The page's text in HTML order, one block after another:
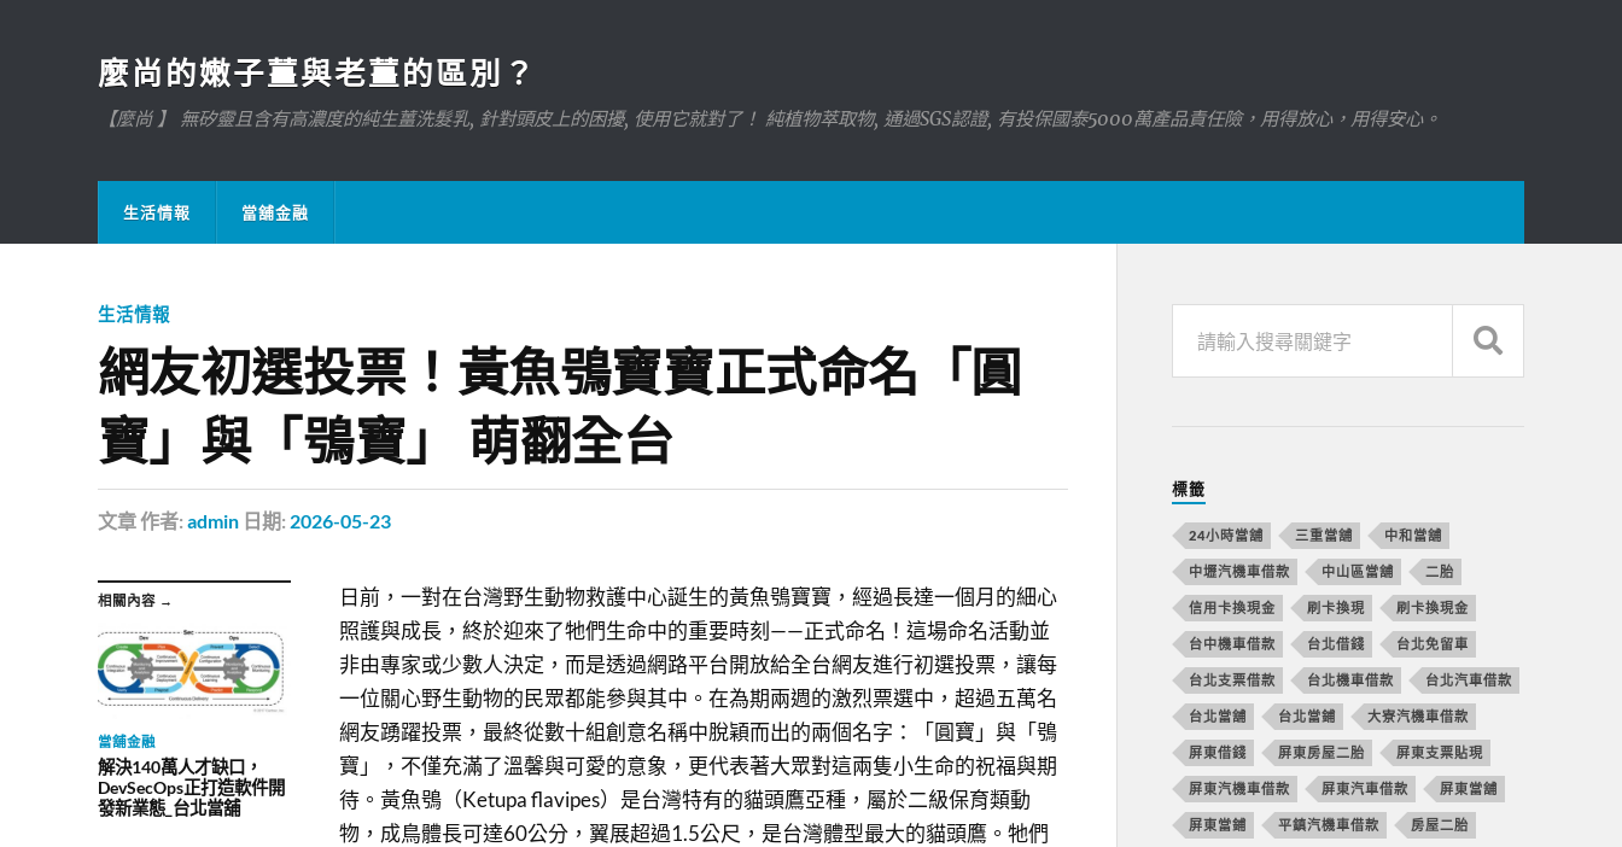
麼尚的嫩子薑與老薑的區別？
【麼尚 】 無矽靈且含有高濃度的純生薑洗髮乳, 針對頭皮上的困擾, 使用它就對了！ 純植物萃取物, 通過SGS認證, 有投保國泰5000萬產品責任險，用得放心，用得安心。
生活情報 當舖金融
生活情報
網友初選投票！黃魚鴞寶寶正式命名「圓
寶」與「鴞寶」 萌翻全台
文章作者: admin 日期: 2026-05-23
相關內容 →
當舖金融
解決140萬人才缺口，
DevSecOps正打造軟件開
發新業態_台北當舖
日前，一對在台灣野生動物救護中心誕生的黃魚鴞寶寶，經過長達一個月的細心
照護與成長，終於迎來了牠們生命中的重要時刻——正式命名！這場命名活動並
非由專家或少數人決定，而是透過網路平台開放給全台網友進行初選投票，讓每
一位關心野生動物的民眾都能參與其中。在為期兩週的激烈票選中，超過五萬名
網友踴躍投票，最終從數十組創意名稱中脫穎而出的兩個名字：「圓寶」與「鴞
寶」，不僅充滿了溫馨與可愛的意象，更代表著大眾對這兩隻小生命的祝福與期
待。黃魚鴞（Ketupa flavipes）是台灣特有的貓頭鷹亞種，屬於二級保育類動
物，成鳥體長可達60公分，翼展超過1.5公尺，是台灣體型最大的貓頭鷹。牠們
標籤
24小時當舖 三重當舖 中和當舖
中壢汽機車借款 中山區當舖 二胎
信用卡換現金 刷卡換現 刷卡換現金
台中機車借款 台北借錢 台北免留車
台北支票借款 台北機車借款 台北汽車借款
台北當舖 台北當鋪 大寮汽機車借款
屏東借錢 屏東房屋二胎 屏東支票貼現
屏東汽機車借款 屏東汽車借款 屏東當舖
屏東當鋪 平鎮汽機車借款 房屋二胎